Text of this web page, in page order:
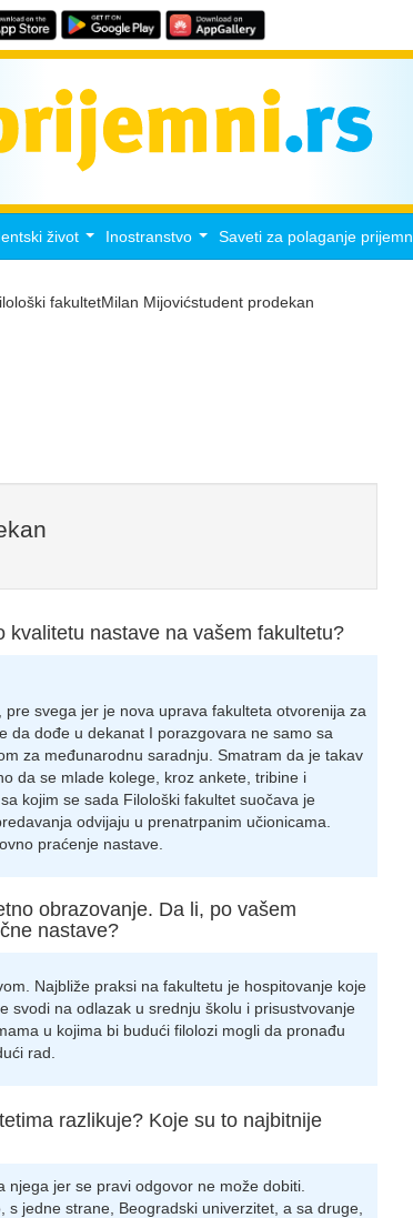
život Inostranstvo Saveti za polaganje
fakultetMilan Mijovićstudent prodekan
nastave na vašem fakultetu?
svega jer je nova uprava fakulteta otvorenija za
da dođe u dekanat I porazgovara ne samo sa
za međunarodnu saradnju. Smatram da je takav
da se mlade kolege, kroz ankete, tribine i
kojim se sada Filološki fakultet suočava je
odvijaju u prenatrpanim učionicama.
praćenje nastave.
obrazovanje. Da li, po vašem
nastave?
Najbliže praksi na fakultetu je hospitovanje koje
svodi na odlazak u srednju školu i prisustvovanje
u kojima bi budući filolozi mogli da pronađu
rad.
razlikuje? Koje su to najbitnije
jer se pravi odgovor ne može dobiti.
jedne strane, Beogradski univerzitet, a sa druge,